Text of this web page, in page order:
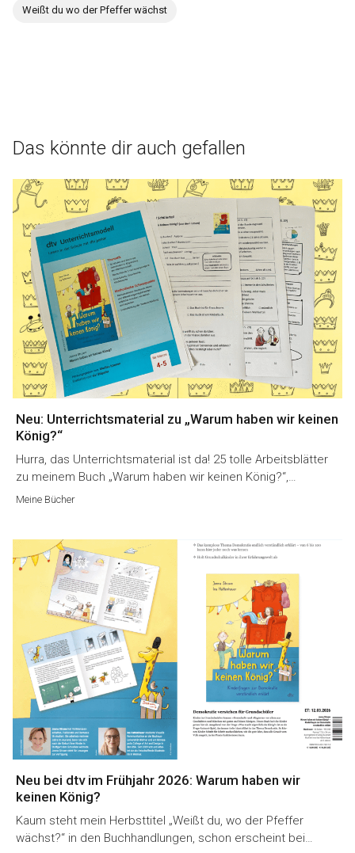
Weißt du wo der Pfeffer wächst
Das könnte dir auch gefallen
Neu: Unterrichtsmaterial zu „Warum haben wir keinen
König?“
Hurra, das Unterrichtsmaterial ist da! 25 tolle Arbeitsblätter
zu meinem Buch „Warum haben wir keinen König?“,…
Meine Bücher
Neu bei dtv im Frühjahr 2026: Warum haben wir
keinen König?
Kaum steht mein Herbsttitel „Weißt du, wo der Pfeffer
wächst?“ in den Buchhandlungen, schon erscheint bei…